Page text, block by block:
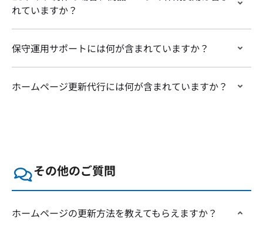
れていますか？
保守運用サポートには何が含まれていますか？
ホームページ更新代行には何が含まれていますか？
その他のご質問
ホームページの更新方法を教えてもらえますか？